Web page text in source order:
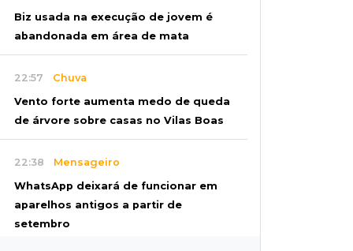
Biz usada na execução de jovem é
abandonada em área de mata
22:57 Chuva
Vento forte aumenta medo de queda
de árvore sobre casas no Vilas Boas
22:38 Mensageiro
WhatsApp deixará de funcionar em
aparelhos antigos a partir de
setembro